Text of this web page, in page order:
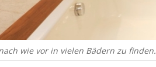
wie vor in vielen Bädern zu finden.